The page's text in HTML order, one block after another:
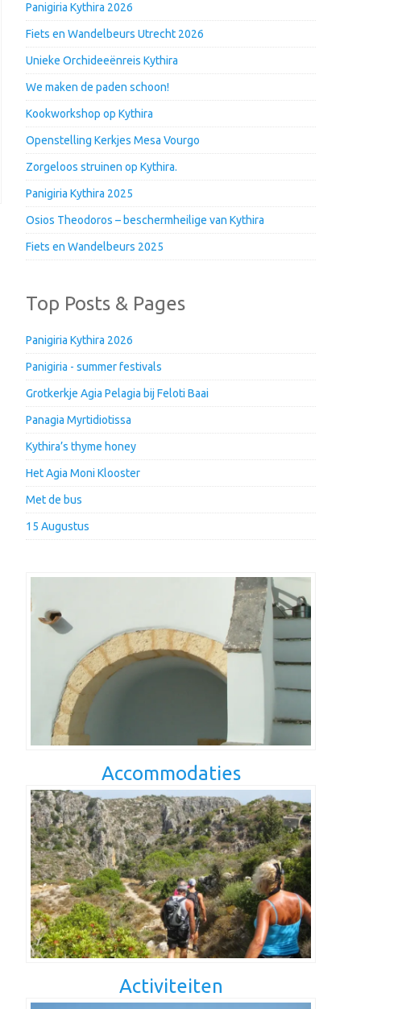
Panigiria Kythira 2026
Fiets en Wandelbeurs Utrecht 2026
Unieke Orchideeënreis Kythira
We maken de paden schoon!
Kookworkshop op Kythira
Openstelling Kerkjes Mesa Vourgo
Zorgeloos struinen op Kythira.
Panigiria Kythira 2025
Osios Theodoros – beschermheilige van Kythira
Fiets en Wandelbeurs 2025
Top Posts & Pages
Panigiria Kythira 2026
Panigiria - summer festivals
Grotkerkje Agia Pelagia bij Feloti Baai
Panagia Myrtidiotissa
Kythira’s thyme honey
Het Agia Moni Klooster
Met de bus
15 Augustus
Accommodaties
Activiteiten